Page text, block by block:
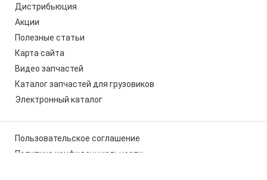
Дистрибьюция
Акции
Полезные статьи
Карта сайта
Видео запчастей
Каталог запчастей для грузовиков
Электронный каталог
Пользовательское соглашение
Политика конфиденциальности